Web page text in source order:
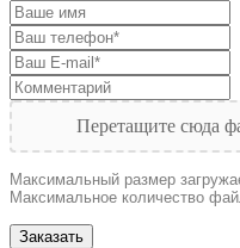
Перетащите сюда
Максимальный размер
Максимальное количество
Заказать